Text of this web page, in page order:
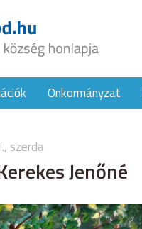
Önkormányzat
szerda
Jenőné